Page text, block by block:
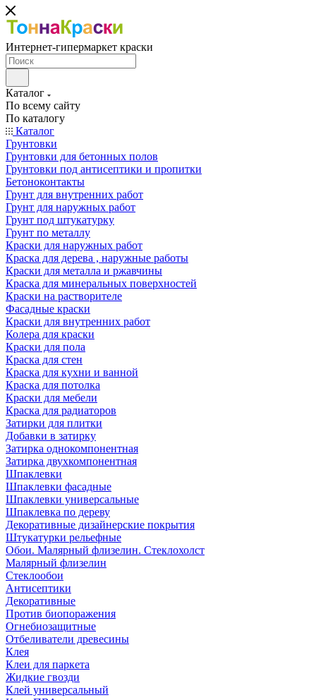
Интернет-гипермаркет краски
Каталог
По всему сайту
По каталогу
Каталог
Грунтовки
Грунтовки для бетонных полов
Грунтовки под антисептики и пропитки
Бетоноконтакты
Грунт для внутренних работ
Грунт для наружных работ
Грунт под штукатурку
Грунт по металлу
Краски для наружных работ
Краска для дерева , наружные работы
Краски для металла и ржавчины
Краска для минеральных поверхностей
Краски на растворителе
Фасадные краски
Краски для внутренних работ
Колера для краски
Краски для пола
Краска для стен
Краска для кухни и ванной
Краска для потолка
Краски для мебели
Краска для радиаторов
Затирки для плитки
Добавки в затирку
Затирка однокомпонентная
Затирка двухкомпонентная
Шпаклевки
Шпаклевки фасадные
Шпаклевки универсальные
Шпаклевка по дереву
Декоративные дизайнерские покрытия
Штукатурки рельефные
Обои. Малярный флизелин. Стеклохолст
Малярный флизелин
Стеклообои
Антисептики
Декоративные
Против биопоражения
Огнебиозащитные
Отбеливатели древесины
Клея
Клеи для паркета
Жидкие гвозди
Клей универсальный